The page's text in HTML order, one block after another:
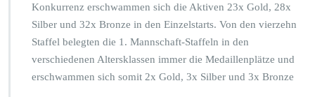
Konkurrenz erschwammen sich die Aktiven 23x Gold, 28x
Silber und 32x Bronze in den Einzelstarts. Von den vierzehn
Staffel belegten die 1. Mannschaft-Staffeln in den
verschiedenen Altersklassen immer die Medaillenplätze und
erschwammen sich somit 2x Gold, 3x Silber und 3x Bronze